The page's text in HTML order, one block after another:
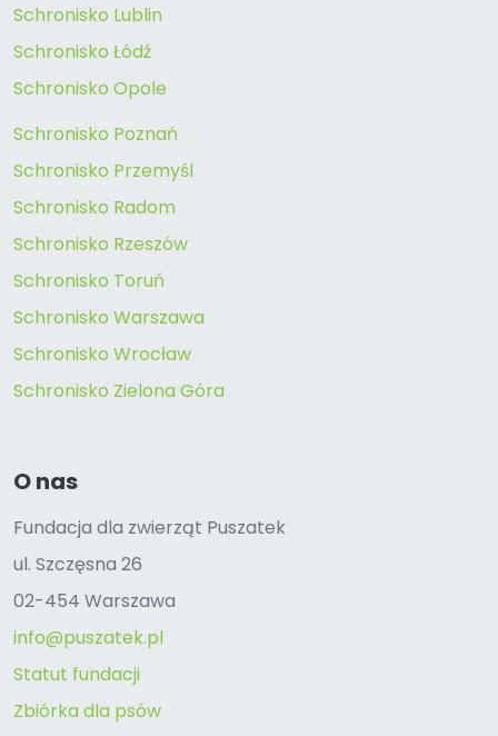
Schronisko Lublin
Schronisko Łódź
Schronisko Opole
Schronisko Poznań
Schronisko Przemyśl
Schronisko Radom
Schronisko Rzeszów
Schronisko Toruń
Schronisko Warszawa
Schronisko Wrocław
Schronisko Zielona Góra
O nas
Fundacja dla zwierząt Puszatek
ul. Szczęsna 26
02-454 Warszawa
info@puszatek.pl
Statut fundacji
Zbiórka dla psów